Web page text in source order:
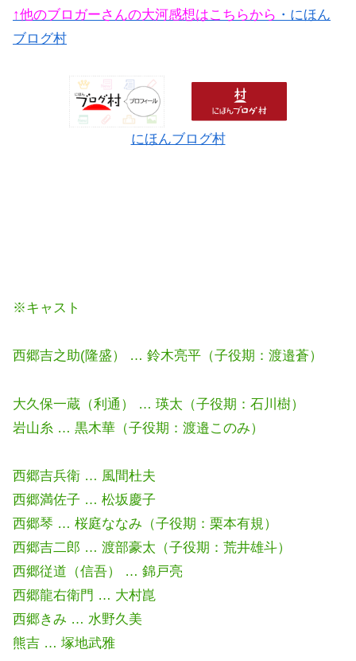
↑他のブロガーさんの大河感想はこちらから ・にほん
ブログ村
にほんブログ村
※キャスト
西郷吉之助(隆盛） … 鈴木亮平（子役期：渡邉蒼）
大久保一蔵（利通） … 瑛太（子役期：石川樹）
岩山糸 … 黒木華（子役期：渡邉このみ）
西郷吉兵衛 … 風間杜夫
西郷満佐子 … 松坂慶子
西郷琴 … 桜庭ななみ（子役期：栗本有規）
西郷吉二郎 … 渡部豪太（子役期：荒井雄斗）
西郷従道（信吾） … 錦戸亮
西郷龍右衛門 … 大村崑
西郷きみ … 水野久美
熊吉 … 塚地武雅